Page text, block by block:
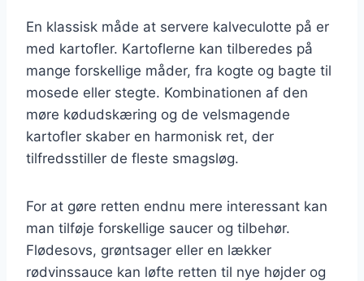
En klassisk måde at servere kalveculotte på er
med kartofler. Kartoflerne kan tilberedes på
mange forskellige måder, fra kogte og bagte til
mosede eller stegte. Kombinationen af den
møre kødudskæring og de velsmagende
kartofler skaber en harmonisk ret, der
tilfredsstiller de fleste smagsløg.
For at gøre retten endnu mere interessant kan
man tilføje forskellige saucer og tilbehør.
Flødesovs, grøntsager eller en lækker
rødvinssauce kan løfte retten til nye højder og